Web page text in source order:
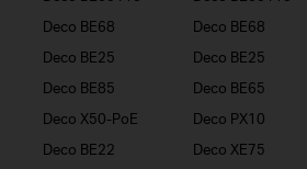
Deco BE68 Deco BE68
Deco BE25 Deco BE25
Deco BE85 Deco BE65
Deco X50-PoE Deco PX10
Deco BE22 Deco XE75